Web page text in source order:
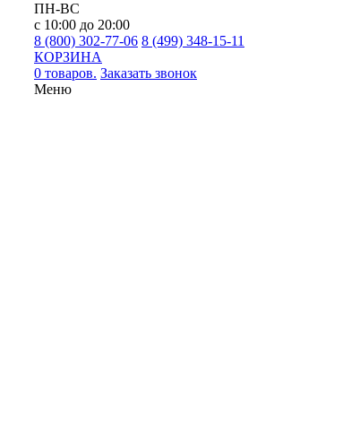
ПН-ВС
с 10:00 до 20:00
8 (800) 302-77-06 8 (499) 348-15-11
КОРЗИНА
0 товаров. Заказать звонок
Меню